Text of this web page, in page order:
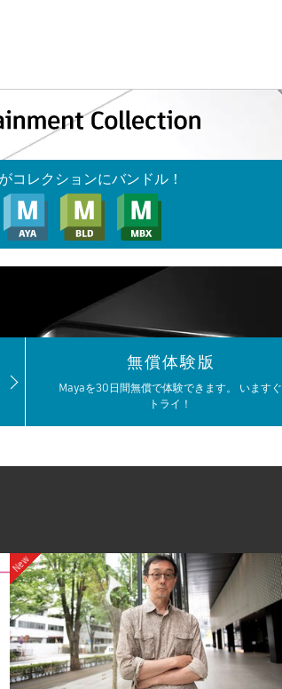
コレクションにバンドル！
無償体験版
Mayaを30日間無償で体験できます。 いますぐ
トライ！
New